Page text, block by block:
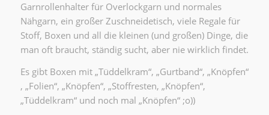
Garnrollenhalter für Overlockgarn und normales
Nähgarn, ein großer Zuschneidetisch, viele Regale für
Stoff, Boxen und all die kleinen (und großen) Dinge, die
man oft braucht, ständig sucht, aber nie wirklich findet.
Es gibt Boxen mit „Tüddelkram“, „Gurtband“, „Knöpfen“
, „Folien“, „Knöpfen“, „Stoffresten, „Knöpfen“,
„Tüddelkram“ und noch mal „Knöpfen“ ;o))